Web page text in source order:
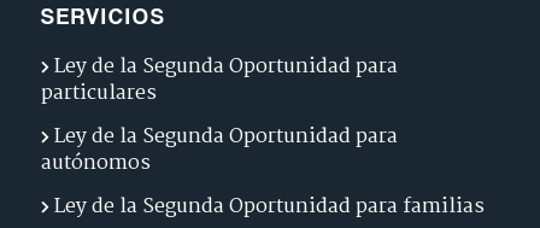
SERVICIOS
Ley de la Segunda Oportunidad para
particulares
Ley de la Segunda Oportunidad para
autónomos
Ley de la Segunda Oportunidad para familias